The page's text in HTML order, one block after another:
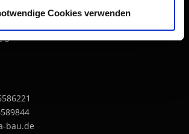
Cookies verwenden
3
bau.de